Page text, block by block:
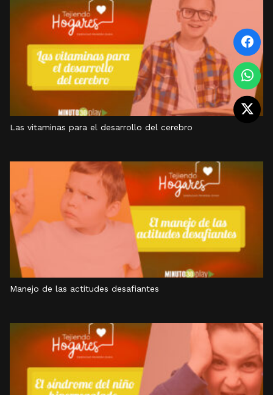
Las vitaminas para el desarrollo del cerebro
Manejo de las actitudes desafiantes